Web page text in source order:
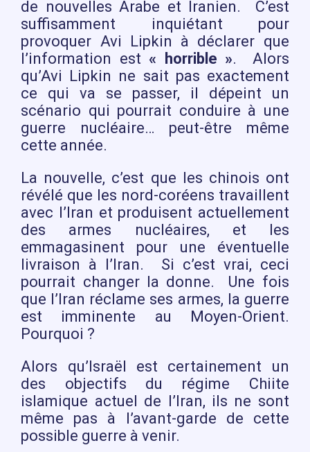
de nouvelles Arabe et Iranien. C’est
suffisamment inquiétant pour
provoquer Avi Lipkin à déclarer que
l’information est « horrible ». Alors
qu’Avi Lipkin ne sait pas exactement
ce qui va se passer, il dépeint un
scénario qui pourrait conduire à une
guerre nucléaire… peut-être même
cette année.
La nouvelle, c’est que les chinois ont
révélé que les nord-coréens travaillent
avec l’Iran et produisent actuellement
des armes nucléaires, et les
emmagasinent pour une éventuelle
livraison à l’Iran. Si c’est vrai, ceci
pourrait changer la donne. Une fois
que l’Iran réclame ses armes, la guerre
est imminente au Moyen-Orient.
Pourquoi ?
Alors qu’Israël est certainement un
des objectifs du régime Chiite
islamique actuel de l’Iran, ils ne sont
même pas à l’avant-garde de cette
possible guerre à venir.